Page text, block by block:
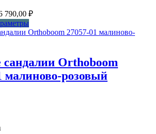
790,00 ₽Диапазон
6
790,00 ₽
товар
вариаций.
Опции
можно
сандалии Orthoboom
малиново-розовый